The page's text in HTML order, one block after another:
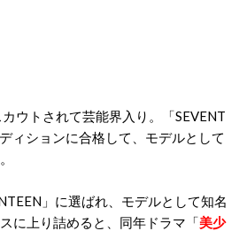
ウトされて芸能界入り。「SEVENT
ィションに合格して、モデルとして
」に選ばれ、モデルとして知名
に上り詰めると、同年ドラマ「美少